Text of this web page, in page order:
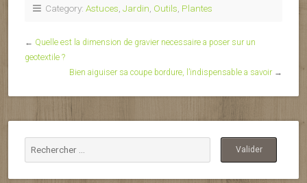
Category: Astuces Jardin Outils Plantes
← Quelle est la dimension de gravier necessaire a poser sur un
geotextile ?
Bien aiguiser sa coupe bordure, l’indispensable a savoir→